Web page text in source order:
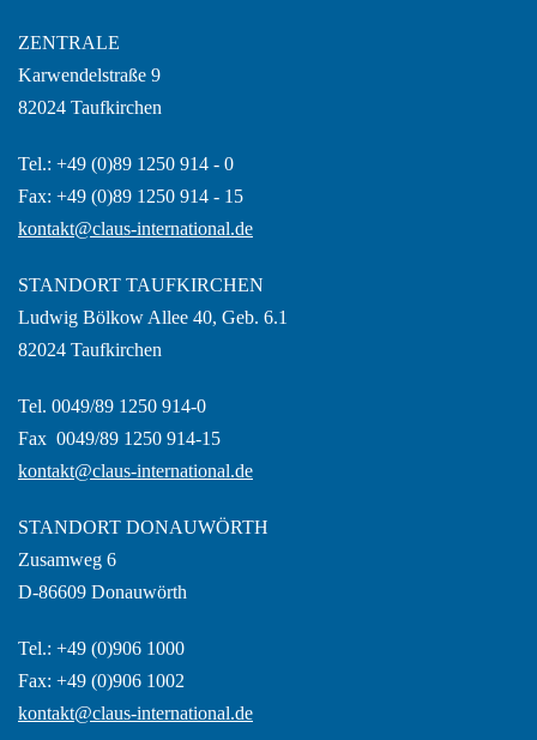
ZENTRALE
Karwendelstraße 9
82024 Taufkirchen
Tel.: +49 (0)89 1250 914 - 0
Fax: +49 (0)89 1250 914 - 15
kontakt@claus-international.de
STANDORT TAUFKIRCHEN
Ludwig Bölkow Allee 40, Geb. 6.1
82024 Taufkirchen
Tel. 0049/89 1250 914-0
Fax 0049/89 1250 914-15
kontakt@claus-international.de
STANDORT DONAUWÖRTH
Zusamweg 6
D-86609 Donauwörth
Tel.: +49 (0)906 1000
Fax: +49 (0)906 1002
kontakt@claus-international.de